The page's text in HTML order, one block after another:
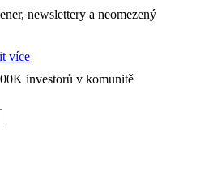
newslettery a neomezený
více
investorů v komunitě